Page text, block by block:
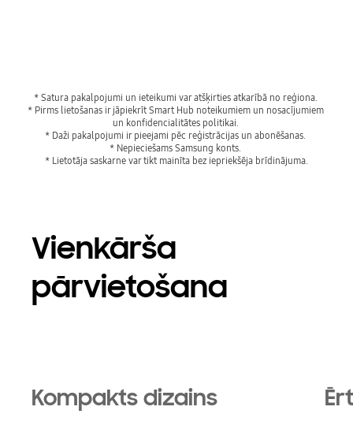
* Satura pakalpojumi un ieteikumi var atšķirties atkarībā no reģiona.
* Pirms lietošanas ir jāpiekrīt Smart Hub noteikumiem un nosacījumiem
un konfidencialitātes politikai.
* Daži pakalpojumi ir pieejami pēc reģistrācijas un abonēšanas.
* Nepieciešams Samsung konts.
Vienkārša
pārvietošana
Kompakts dizains